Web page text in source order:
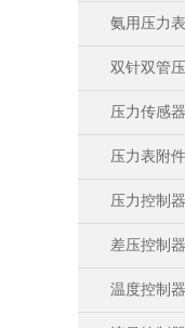
氨用压力表
双针双管
压力传感器
压力表附件
压力控制器
差压控制器
温度控制器